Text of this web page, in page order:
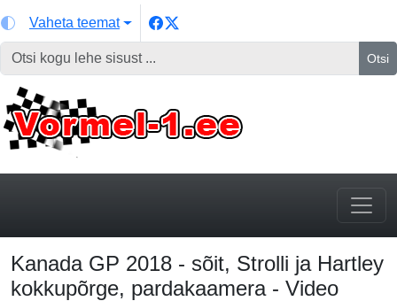
Vaheta teemat
Otsi
Kanada GP 2018 - sõit, Strolli ja Hartley
kokkupõrge, pardakaamera - Video